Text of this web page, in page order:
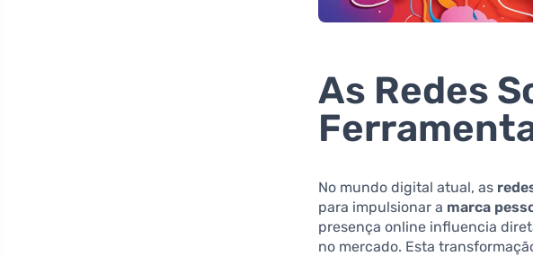
As Redes
No mundo digital atual, as
para impulsionar a marca
presença online influencia
no mercado. Esta